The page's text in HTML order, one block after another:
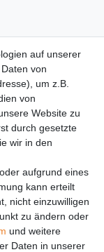
auf unserer
von
um z.B.
von
Website zu
durch gesetzte
wir in den
aufgrund eines
kann erteilt
nicht einzuwilligen
zu ändern oder
und weitere
Daten in unserer